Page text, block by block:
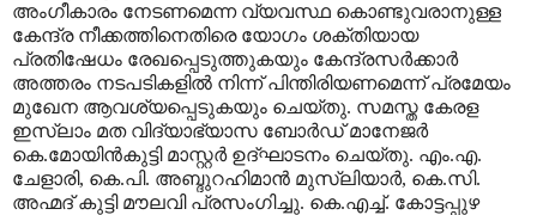
അംഗീകാരം നേടണമെന്ന വ്യവസ്ഥ കൊണ്ടുവരാനുള്ള
കേന്ദ്ര നീക്കത്തിനെതിരെ യോഗം ശക്തിയായ
പ്രതിഷേധം രേഖപ്പെടുത്തുകയും കേന്ദ്രസര്‍ക്കാര്‍
അത്തരം നടപടികളില്‍ നിന്ന് പിന്തിരിയണമെന്ന് പ്രമേയം
മുഖേന ആവശ്യപ്പെടുകയും ചെയ്തു. സമസ്ത കേരള
ഇസ്‌ലാം മത വിദ്യാഭ്യാസ ബോര്‍ഡ് മാനേജര്‍
കെ.മോയിന്‍കുട്ടി മാസ്റ്റര്‍ ഉദ്ഘാടനം ചെയ്തു. എം.എ.
ചേളാരി, കെ.പി. അബ്ദുറഹിമാന്‍ മുസ്‌ലിയാര്‍, കെ.സി.
അഹ്മദ് കുട്ടി മൗലവി പ്രസംഗിച്ചു. കെ.എച്ച്. കോട്ടപ്പുഴ